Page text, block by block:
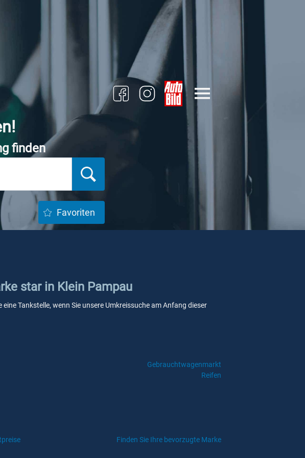
finden
Favoriten
star in Klein Pampau
Tankstelle, wenn Sie unsere Umkreissuche am Anfang dieser
Gebrauchtwagenmarkt
Reifen
Finden Sie Ihre bevorzugte Marke